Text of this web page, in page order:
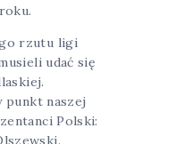
rzutu ligi
udać się
punkt naszej
Polski: